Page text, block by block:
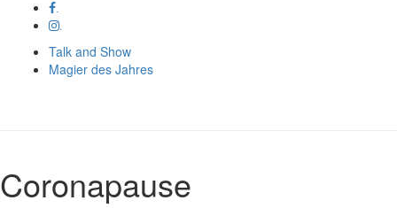
Talk and Show
Magier des Jahres
Coronapause